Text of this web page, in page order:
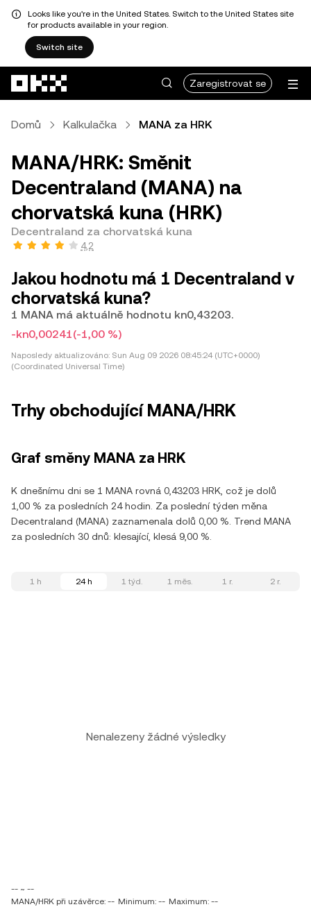
Looks like you're in the United States. Switch to the United States site
for products available in your region.
Switch site
Zaregistrovat se
Domů Kalkulačka MANA za HRK
MANA/HRK: Směnit
Decentraland (MANA) na
chorvatská kuna (HRK)
Decentraland za chorvatská kuna
4,2
Jakou hodnotu má 1 Decentraland v
chorvatská kuna?
1 MANA má aktuálně hodnotu kn0,43203.
-kn0,00241(-1,00 %)
Naposledy aktualizováno: Sun Aug 09 2026 08:45:24 (UTC+0000)
(Coordinated Universal Time)
Trhy obchodující MANA/HRK
Graf směny MANA za HRK
K dnešnímu dni se 1 MANA rovná 0,43203 HRK, což je dolů
1,00 % za posledních 24 hodin. Za poslední týden měna
Decentraland (MANA) zaznamenala dolů 0,00 %. Trend MANA
za posledních 30 dnů: klesající, klesá 9,00 %.
1 h 24 h 1 týd. 1 měs. 1 r. 2 r.
Nenalezeny žádné výsledky
-- ~ --
MANA/HRK při uzávěrce: -- Minimum: -- Maximum: --